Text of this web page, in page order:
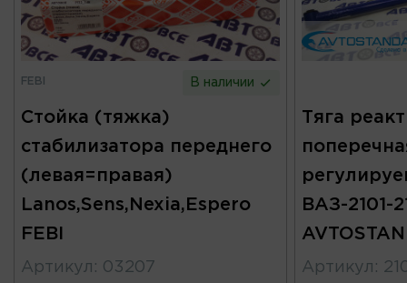
FEBI В наличии
Стойка (тяжка)
стабилизатора переднего
(левая=правая)
Lanos,Sens,Nexia,Espero
FEBI
Артикул : 03207
Тяга
ВАЗ-2101-
Артикул :